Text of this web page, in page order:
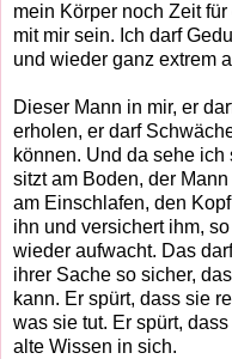
mein Körper noch Zeit
mit mir sein. Ich darf
und wieder ganz extrem
Dieser Mann in mir, er
erholen, er darf
können. Und da sehe
sitzt am Boden, der
am Einschlafen, den
ihn und versichert ihm,
wieder aufwacht. Das
ihrer Sache so sicher,
kann. Er spürt, dass sie
was sie tut. Er spürt,
alte Wissen in sich.